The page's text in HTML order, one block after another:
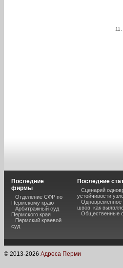
11.
Последние
фирмы
Отделение СФР по
Пермскому краю
Арбитражный суд
Пермского края
Пермский краевой
суд
Последние
Сценарий
устойчивости
Одновременное
швов: как
Общественные
© 2013-2026 Адреса Перми